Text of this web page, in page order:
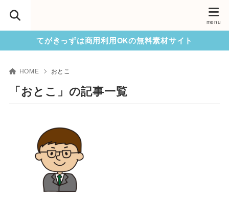
てがきっずは商用利用OKの無料素材サイト
HOME おとこ
「おとこ」の記事一覧